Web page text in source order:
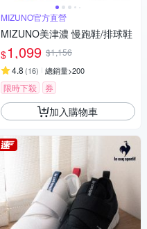
MIZUNO官方直營
MIZUNO美津濃 慢跑鞋/排球鞋
$1,099 $1,156
4.8 (16) 總銷量>200
限時下殺 券
加入購物車